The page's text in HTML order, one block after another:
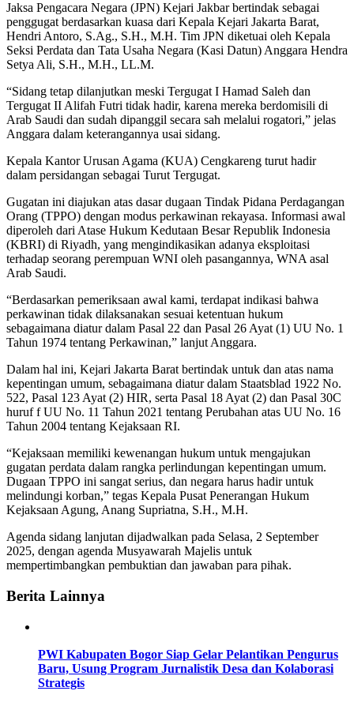
Jaksa Pengacara Negara (JPN) Kejari Jakbar bertindak sebagai
penggugat berdasarkan kuasa dari Kepala Kejari Jakarta Barat,
Hendri Antoro, S.Ag., S.H., M.H. Tim JPN diketuai oleh Kepala
Seksi Perdata dan Tata Usaha Negara (Kasi Datun) Anggara Hendra
Setya Ali, S.H., M.H., LL.M.
“Sidang tetap dilanjutkan meski Tergugat I Hamad Saleh dan
Tergugat II Alifah Futri tidak hadir, karena mereka berdomisili di
Arab Saudi dan sudah dipanggil secara sah melalui rogatori,” jelas
Anggara dalam keterangannya usai sidang.
Kepala Kantor Urusan Agama (KUA) Cengkareng turut hadir
dalam persidangan sebagai Turut Tergugat.
Gugatan ini diajukan atas dasar dugaan Tindak Pidana Perdagangan
Orang (TPPO) dengan modus perkawinan rekayasa. Informasi awal
diperoleh dari Atase Hukum Kedutaan Besar Republik Indonesia
(KBRI) di Riyadh, yang mengindikasikan adanya eksploitasi
terhadap seorang perempuan WNI oleh pasangannya, WNA asal
Arab Saudi.
“Berdasarkan pemeriksaan awal kami, terdapat indikasi bahwa
perkawinan tidak dilaksanakan sesuai ketentuan hukum
sebagaimana diatur dalam Pasal 22 dan Pasal 26 Ayat (1) UU No. 1
Tahun 1974 tentang Perkawinan,” lanjut Anggara.
Dalam hal ini, Kejari Jakarta Barat bertindak untuk dan atas nama
kepentingan umum, sebagaimana diatur dalam Staatsblad 1922 No.
522, Pasal 123 Ayat (2) HIR, serta Pasal 18 Ayat (2) dan Pasal 30C
huruf f UU No. 11 Tahun 2021 tentang Perubahan atas UU No. 16
Tahun 2004 tentang Kejaksaan RI.
“Kejaksaan memiliki kewenangan hukum untuk mengajukan
gugatan perdata dalam rangka perlindungan kepentingan umum.
Dugaan TPPO ini sangat serius, dan negara harus hadir untuk
melindungi korban,” tegas Kepala Pusat Penerangan Hukum
Kejaksaan Agung, Anang Supriatna, S.H., M.H.
Agenda sidang lanjutan dijadwalkan pada Selasa, 2 September
2025, dengan agenda Musyawarah Majelis untuk
mempertimbangkan pembuktian dan jawaban para pihak.
Berita Lainnya
PWI Kabupaten Bogor Siap Gelar Pelantikan Pengurus
Baru, Usung Program Jurnalistik Desa dan Kolaborasi
Strategis